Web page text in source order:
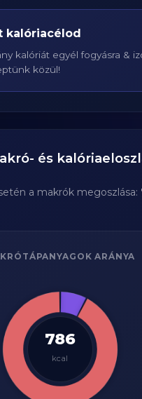
kalóriacélod
kalóriát egyél fogyásra &
közül!
és
a makrók megoszlása:
ARÁNYA
786
kcal